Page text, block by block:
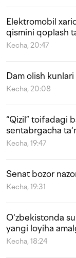
Elektromobil
qismini qoplash
Kecha, 20:47
Dam olish
Kecha, 20:08
“Qizil” toifadagi
sentabrgacha
Kecha, 19:47
Senat bozor
Kecha, 19:31
O‘zbekistonda
yangi loyiha
Kecha, 18:24